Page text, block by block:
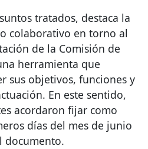
tratados, destaca la
colaborativo en torno al
de la Comisión de
herramienta que
sus objetivos, funciones y
En este sentido,
acordaron fijar como
días del mes de junio
documento.